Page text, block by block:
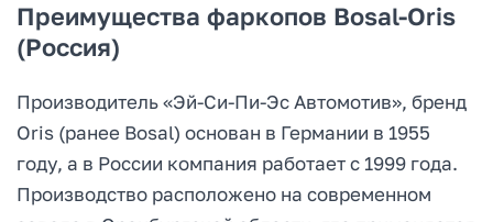
Преимущества фаркопов Bosal-Oris
(Россия)
Производитель «Эй-Си-Пи-Эс Автомотив», бренд
Oris (ранее Bosal) основан в Германии в 1955
году, а в России компания работает с 1999 года.
Производство расположено на современном